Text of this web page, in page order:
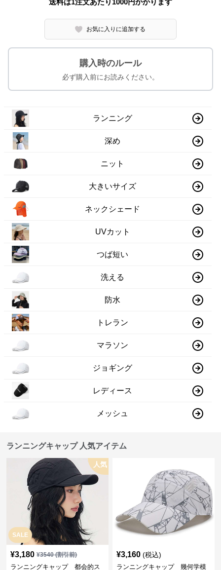
送料は1注文あたり 1000円かかります
お気に入りに追加する
購入時のルール
必ず購入前にお読みください。
ランニング
深め
ニット
大きいサイズ
ネックシェード
UVカット
つば短い
洗える
防水
トレラン
マラソン
ジョギング
レディース
メッシュ
ランニングキャップ 人気アイテム
SALE
人気
¥3,180 ¥3540(割引前)
ランニングキャップ 都会的ス
¥3,160 (税込)
ランニングキャップ 幾何学模